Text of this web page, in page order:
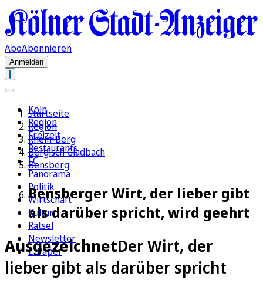
AboAbonnieren
Anmelden
Köln
Region
Freizeit
Restaurants
FC
Panorama
Politik
Wirtschaft
Kultur
Rätsel
Newsletter
E-Paper
Startseite
Region
Rhein-Berg
Bergisch Gladbach
Bensberg
Bensberger Wirt, der lieber gibt
als darüber spricht, wird geehrt
AusgezeichnetDer Wirt, der
lieber gibt als darüber spricht